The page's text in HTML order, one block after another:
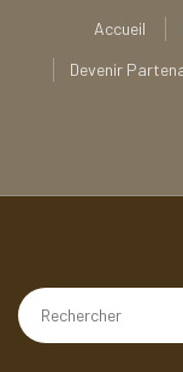
Accueil
Devenir